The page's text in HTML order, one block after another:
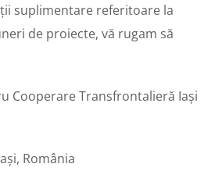
suplimentare referitoare la
de proiecte, vă rugam să
Cooperare Transfrontalieră Iași
România